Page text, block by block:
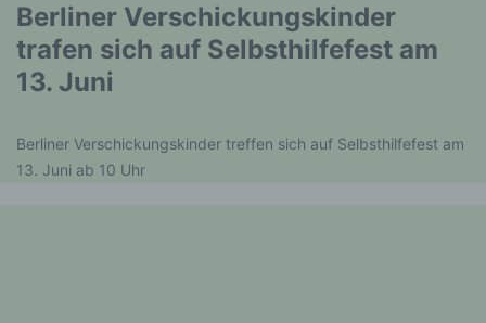
Berliner Verschickungskinder
trafen sich auf Selbsthilfefest am
13. Juni
Berliner Verschickungskinder treffen sich auf Selbsthilfefest am
13. Juni ab 10 Uhr